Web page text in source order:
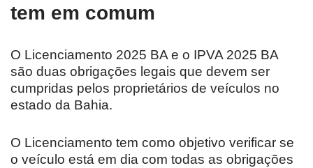
tem em comum
O Licenciamento 2025 BA e o IPVA 2025 BA
são duas obrigações legais que devem ser
cumpridas pelos proprietários de veículos no
estado da Bahia.
O Licenciamento tem como objetivo verificar se
o veículo está em dia com todas as obrigações